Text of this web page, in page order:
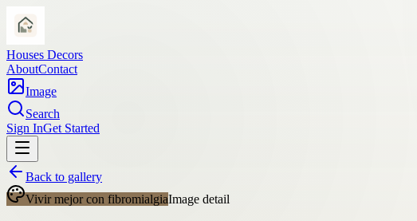
Houses Decors
AboutContact
Image
Search
Sign InGet Started
Back to gallery
Vivir mejor con fibromialgiaImage detail